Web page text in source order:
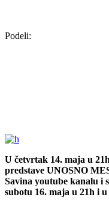
Podeli:
U četvrtak 14. maja u
predstave UNOSNO
Savina youtube kanalu i
subotu 16. maja u 21h i